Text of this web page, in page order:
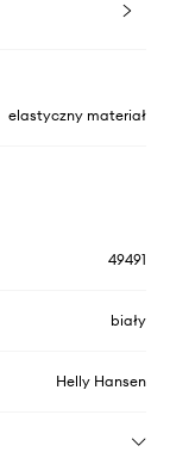
elastyczny materiał
49491
biały
Helly Hansen